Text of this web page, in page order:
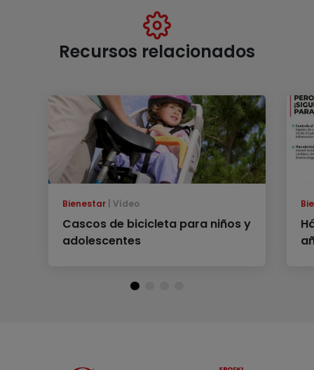
Recursos relacionados
Bienestar Vídeo
Cascos de bicicleta para niños y
adolescentes